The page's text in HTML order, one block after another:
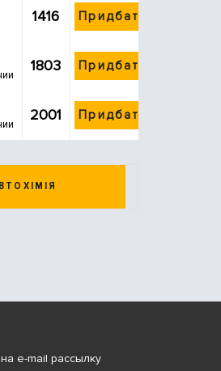
1416 Придбати
1803 Придбати
2001 Придбати
e-mail рассылку